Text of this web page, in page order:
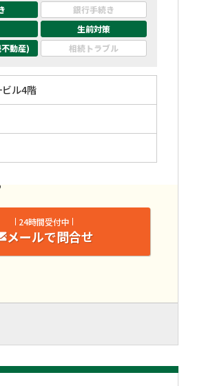
銀行手続き
生前対策
動産) 相続トラブル
ル4階
24時間受付中
メールで問合せ